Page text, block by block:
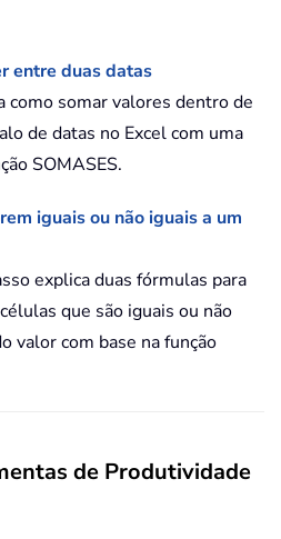
entre duas datas
somar valores dentro de
de datas no Excel com uma
SOMASES.
iguais ou não iguais a um
explica duas fórmulas para
que são iguais ou não
valor com base na função
de Produtividade